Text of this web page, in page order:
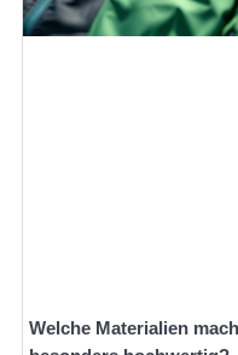
Welche Materialien